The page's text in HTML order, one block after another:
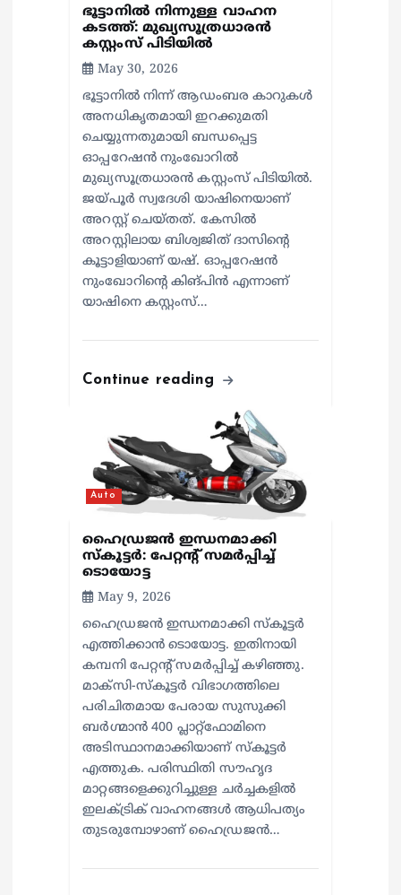
ഭൂട്ടാനിൽ നിന്നുള്ള വാഹന
കടത്ത്: മുഖ്യസൂത്രധാരൻ
കസ്റ്റംസ് പിടിയിൽ
May 30, 2026
ഭൂട്ടാനിൽ നിന്ന് ആഡംബര കാറുകൾ
അനധികൃതമായി ഇറക്കുമതി
ചെയ്യുന്നതുമായി ബന്ധപ്പെട്ട
ഓപ്പറേഷൻ നുംഖോറിൽ
മുഖ്യസൂത്രധാരൻ കസ്റ്റംസ് പിടിയിൽ.
ജയ്പൂർ സ്വദേശി യാഷിനെയാണ്
അറസ്റ്റ് ചെയ്തത്. കേസിൽ
അറസ്റ്റിലായ ബിശ്വജിത് ദാസിന്റെ
കൂട്ടാളിയാണ് യഷ്. ഓപ്പറേഷൻ
നുംഖോറിന്റെ കിങ്പിൻ എന്നാണ്
യാഷിനെ കസ്റ്റംസ്…
Continue reading
Auto
ഹൈഡ്രജൻ ഇന്ധനമാക്കി
സ്കൂട്ടർ: പേറ്റന്റ് സമർപ്പിച്ച്
ടൊയോട്ട
May 9, 2026
ഹൈഡ്രജൻ ഇന്ധനമാക്കി സ്കൂട്ടർ
എത്തിക്കാൻ ടൊയോട്ട. ഇതിനായി
കമ്പനി പേറ്റന്റ് സമർപ്പിച്ച് കഴിഞ്ഞു.
മാക്സി-സ്കൂട്ടർ വിഭാഗത്തിലെ
പരിചിതമായ പേരായ സുസുക്കി
ബർഗ്മാൻ 400 പ്ലാറ്റ്‌ഫോമിനെ
അടിസ്ഥാനമാക്കിയാണ് സ്കൂട്ടർ
എത്തുക. പരിസ്ഥിതി സൗഹൃദ
മാറ്റങ്ങളെക്കുറിച്ചുള്ള ചർച്ചകളിൽ
ഇലക്ട്രിക് വാഹനങ്ങൾ ആധിപത്യം
തുടരുമ്പോഴാണ് ഹൈഡ്രജൻ…